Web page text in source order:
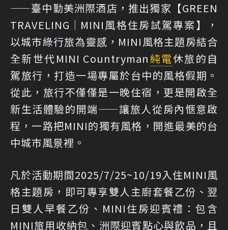
——臺中勤美洲際酒店，推出獨家【GREEN
TRAVELING│MINI風格住房試駕專案】，
以城市綠行旅為靈感，MINI風格主題房結合
全新世代MINI Countryman純電休旅的自
駕旅行，打造一場專屬於台中的風格假期。
從此，旅行不僅僅是一晚住宿，更是開啟全
新生活體驗的開端——讓旅人從房內愜意啟
程，一路把MINI的獨有風格，開進最美的台
中城市風景裡。
凡於活動期間2025/7/25~10/19入住MINI風
格主題房，即可專享雙人主廚套餐乙份、翌
日雙人早餐乙份、MINI住房迎賓禮：包含
MINI旅用收納包、洲際迎賓點心與飲品，且